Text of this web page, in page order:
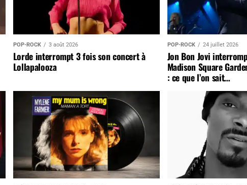
POP-ROCK 3 août 2026
Lorde interrompt 3 fois son concert à
Lollapalooza
POP-ROCK 24 juillet 2026
Jon Bon Jovi
Madison Square
: ce que l’on sait…